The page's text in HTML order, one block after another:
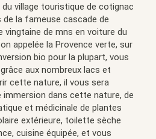
village touristique de cotignac
de la fameuse cascade de
vingtaine de mns en voiture du
appelée la Provence verte, sur
bio pour la plupart, vous
aux nombreux lacs et
cette nature, il vous sera
immersion dans cette nature, de
et médicinale de plantes
extérieure, toilette sèche
cuisine équipée, et vous